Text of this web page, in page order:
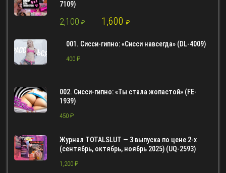
7109)
2,100 ₽ 1,600 ₽
001. Сисси-гипно: «Сисси навсегда» (DL-4009)
400 ₽
002. Сисси-гипно: «Ты стала жопастой» (FE-
1939)
450 ₽
Журнал TOTALSLUT — 3 выпуска по цене 2-х
(сентябрь, октябрь, ноябрь 2025) (UQ-2593)
1,200 ₽